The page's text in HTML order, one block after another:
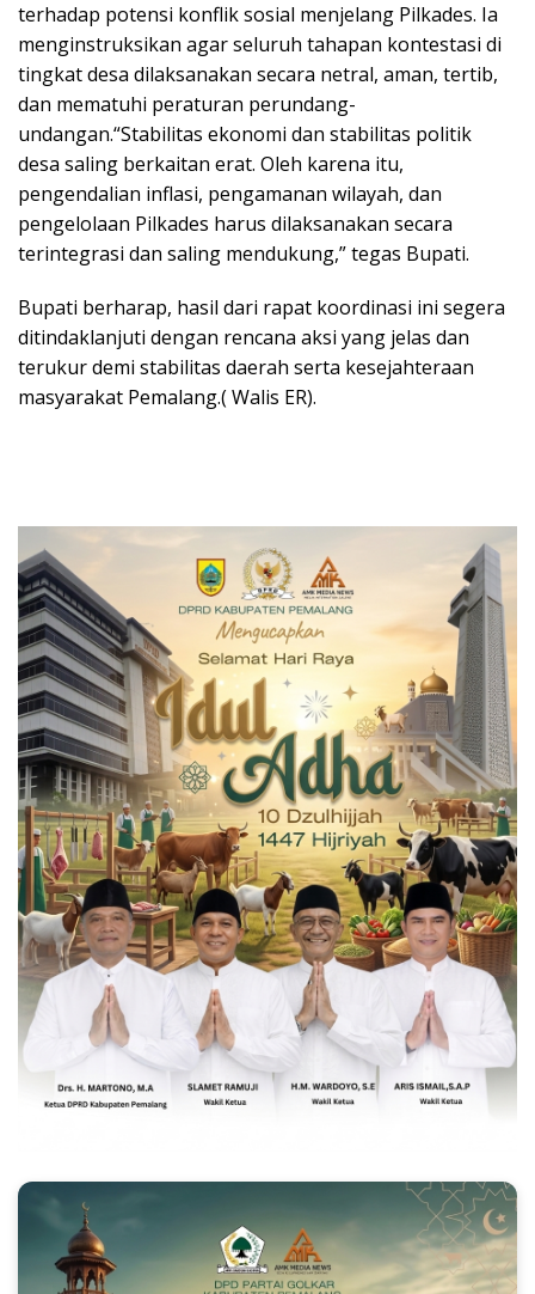
terhadap potensi konflik sosial menjelang Pilkades. Ia
menginstruksikan agar seluruh tahapan kontestasi di
tingkat desa dilaksanakan secara netral, aman, tertib,
dan mematuhi peraturan perundang-
undangan.“Stabilitas ekonomi dan stabilitas politik
desa saling berkaitan erat. Oleh karena itu,
pengendalian inflasi, pengamanan wilayah, dan
pengelolaan Pilkades harus dilaksanakan secara
terintegrasi dan saling mendukung,” tegas Bupati.
Bupati berharap, hasil dari rapat koordinasi ini segera
ditindaklanjuti dengan rencana aksi yang jelas dan
terukur demi stabilitas daerah serta kesejahteraan
masyarakat Pemalang.( Walis ER).